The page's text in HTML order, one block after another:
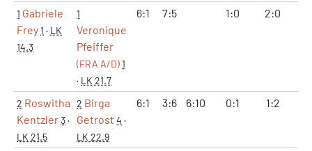
1 Gabriele
Frey1 · LK
14.3
1
Veronique
Pfeiffer
(FRA A/D)1
· LK 21.7
6:1 7:5 1:0 2:0
2 Roswitha
Kentzler3·
LK 21.5
2 Birga
Getrost 4 ·
LK 22.9
6:1 3:6 6:10 0:1 1:2